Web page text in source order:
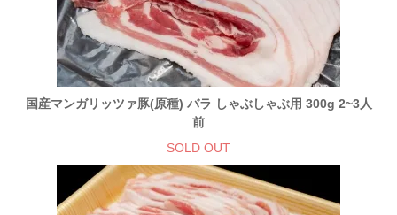
国産マンガリッツァ豚(原種) バラ しゃぶしゃぶ用 300g 2~3人
前
SOLD OUT